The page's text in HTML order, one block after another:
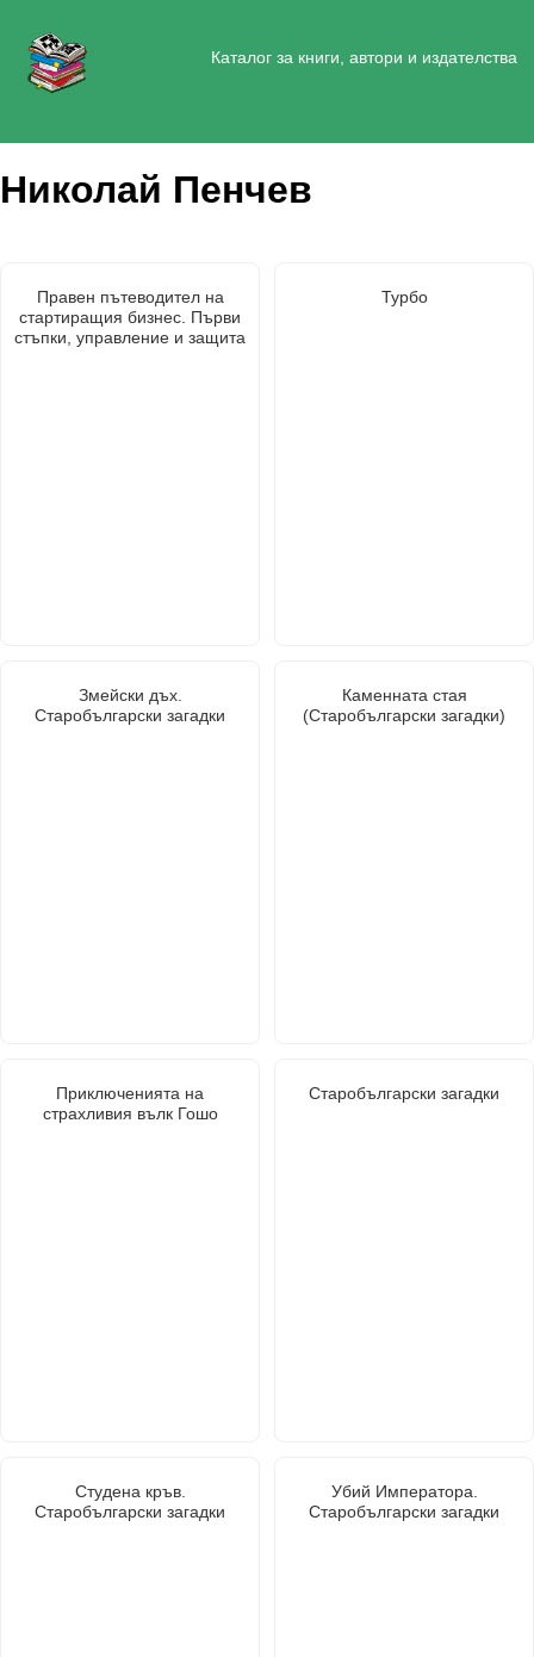
Каталог за книги, автори и издателства
Николай Пенчев
Правен пътеводител на
стартиращия бизнес. Първи
стъпки, управление и защита
Турбо
Змейски дъх.
Старобългарски загадки
Каменната стая
(Старобългарски загадки)
Приключенията на
страхливия вълк Гошо
Старобългарски загадки
Студена кръв.
Старобългарски загадки
Убий Императора.
Старобългарски загадки